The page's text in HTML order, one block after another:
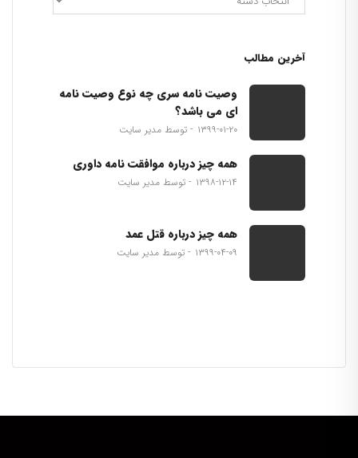
آخرین مطالب
وصیت نامه سری چه نوع وصیت نامه
ای می باشد؟
۱۳۹۹-۰۱-۲۰ توسط مدیر سایت
همه چیز درباره موافقت نامه داوری
۱۳۹۸-۱۲-۱۴ توسط مدیر سایت
همه چیز درباره قتل عمد
۱۳۹۹-۰۴-۰۹ توسط مدیر سایت